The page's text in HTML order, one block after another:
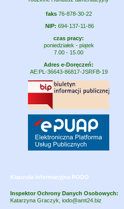
faks76-878-30-22
NIP: 694-137-11-86
czas pracy:
poniedziałek - piątek
7.00 - 15.00
Adres e-Doręczeń:
AE:PL-36643-86817-JSRFB-19
Klauzula informacyjna RODO
Inspektor Ochrony Danych Osobowych:
Katarzyna Graczyk, iodo@amt24.biz